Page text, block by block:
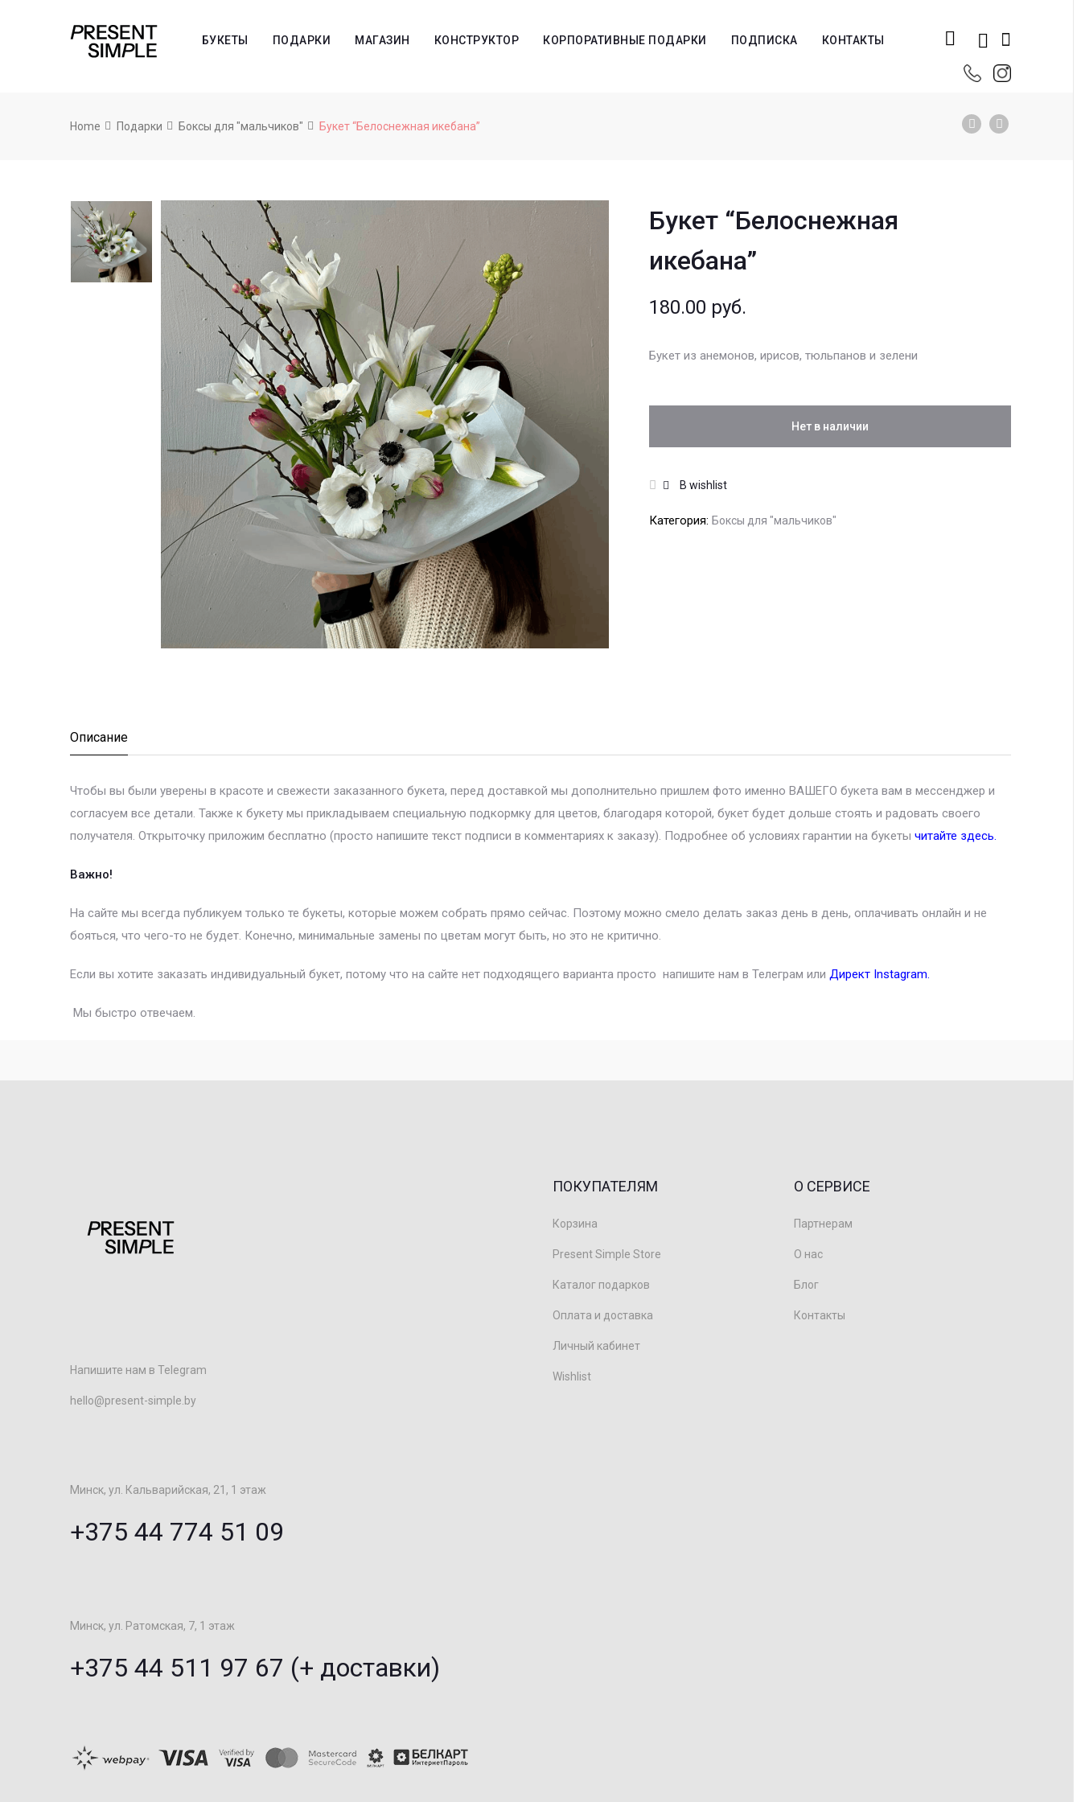
БУКЕТЫ ПОДАРКИ МАГАЗИН КОНСТРУКТОР КОРПОРАТИВНЫЕ ПОДАРКИ ПОДПИСКА КОНТАКТЫ
Home Подарки Боксы для "мальчиков" Букет “Белоснежная икебана”
Букет “Белоснежная
икебана”
180.00 руб.
Букет из анемонов, ирисов, тюльпанов и зелени
Нет в наличии
В wishlist
Категория: Боксы для "мальчиков"
Описание
Чтобы вы были уверены в красоте и свежести заказанного букета, перед доставкой мы дополнительно пришлем фото именно ВАШЕГО букета вам в мессенджер и
согласуем все детали. Также к букету мы прикладываем специальную подкормку для цветов, благодаря которой, букет будет дольше стоять и радовать своего
получателя. Открыточку приложим бесплатно (просто напишите текст подписи в комментариях к заказу). Подробнее об условиях гарантии на букеты читайте здесь.
Важно!
На сайте мы всегда публикуем только те букеты, которые можем собрать прямо сейчас. Поэтому можно смело делать заказ день в день, оплачивать онлайн и не
бояться, что чего-то не будет. Конечно, минимальные замены по цветам могут быть, но это не критично.
Если вы хотите заказать индивидуальный букет, потому что на сайте нет подходящего варианта просто напишите нам в Телеграм или Директ Instagram.
Мы быстро отвечаем.
Напишите нам в Telegram
hello@present-simple.by
Минск, ул. Кальварийская, 21, 1 этаж
+375 44 774 51 09
Минск, ул. Ратомская, 7, 1 этаж
+375 44 511 97 67 (+ доставки)
ПОКУПАТЕЛЯМ
Корзина
Present Simple Store
Каталог подарков
Оплата и доставка
Личный кабинет
Wishlist
О СЕРВИСЕ
Партнерам
О нас
Блог
Контакты